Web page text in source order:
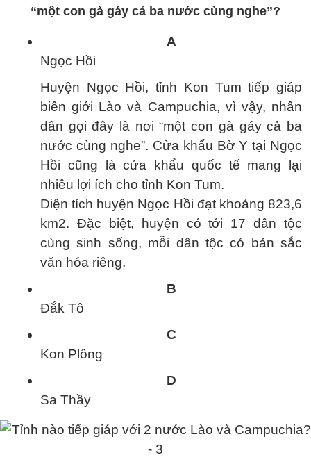
“một con gà gáy cả ba nước cùng nghe”?
A
Ngọc Hồi
Huyện Ngọc Hồi, tỉnh Kon Tum tiếp giáp
biên giới Lào và Campuchia, vì vậy, nhân
dân gọi đây là nơi “một con gà gáy cả ba
nước cùng nghe”. Cửa khẩu Bờ Y tại Ngọc
Hồi cũng là cửa khẩu quốc tế mang lại
nhiều lợi ích cho tỉnh Kon Tum.
Diện tích huyện Ngọc Hồi đạt khoảng 823,6
km2. Đặc biệt, huyện có tới 17 dân tộc
cùng sinh sống, mỗi dân tộc có bản sắc
văn hóa riêng.
B
Đắk Tô
C
Kon Plông
D
Sa Thầy